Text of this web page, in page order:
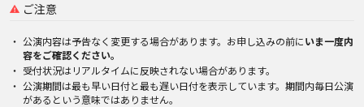
ご注意
公演内容は予告なく変更する場合があります。お申し込みの前にいま一度内
容をご確認ください。
受付状況はリアルタイムに反映されない場合があります。
公演期間は最も早い日付と最も遅い日付を表示しています。期間内毎日公演
があるという意味ではありません。